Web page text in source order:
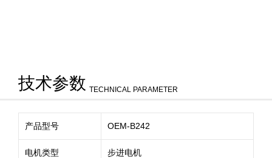
技术参数 TECHNICAL PARAMETER
产品型号 OEM-B242
电机类型 步进电机